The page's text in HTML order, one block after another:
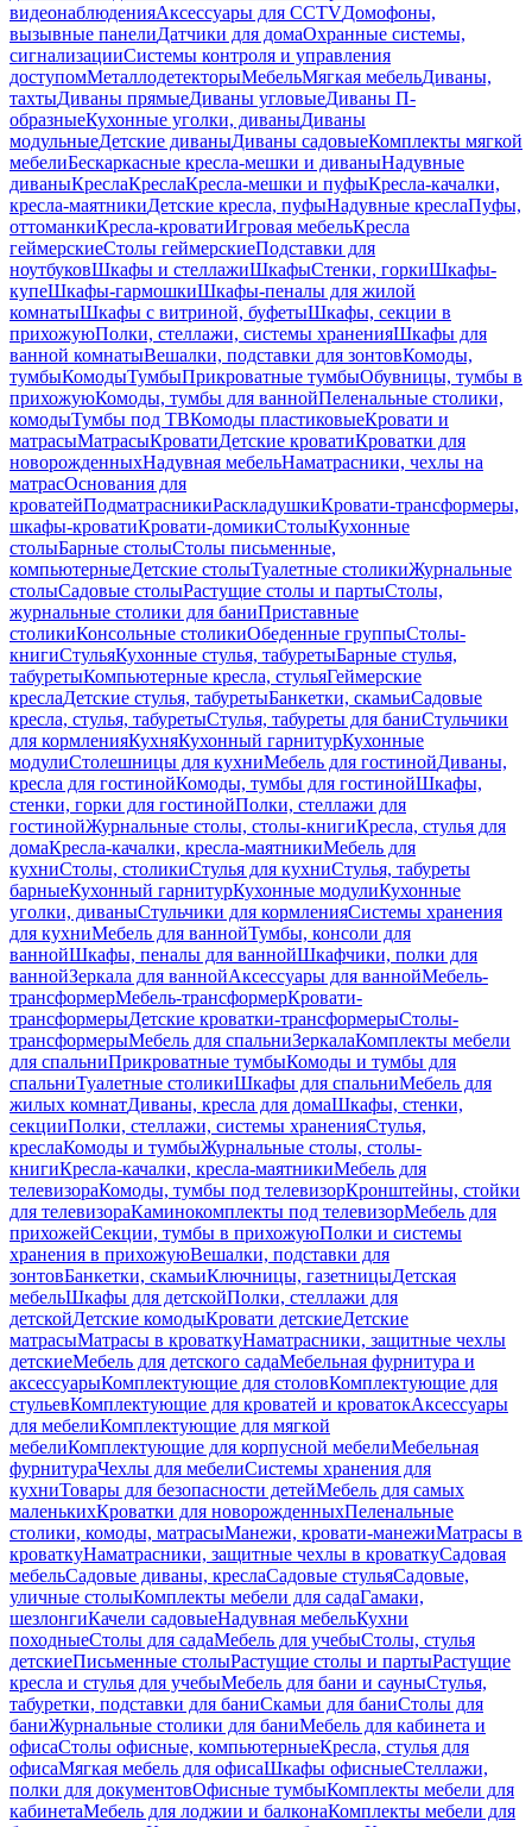
видеонаблюденияАксессуары для CCTVДомофоны,
вызывные панелиДатчики для домаОхранные системы,
сигнализацииСистемы контроля и управления
доступомМеталлодетекторыМебельМягкая мебельДиваны,
тахтыДиваны прямыеДиваны угловыеДиваны П-
образныеКухонные уголки, диваныДиваны
модульныеДетские диваныДиваны садовыеКомплекты мягкой
мебелиБескаркасные кресла-мешки и диваныНадувные
диваныКреслаКреслаКресла-мешки и пуфыКресла-качалки,
кресла-маятникиДетские кресла, пуфыНадувные креслаПуфы,
оттоманкиКресла-кроватиИгровая мебельКресла
геймерскиеСтолы геймерскиеПодставки для
ноутбуковШкафы и стеллажиШкафыСтенки, горкиШкафы-
купеШкафы-гармошкиШкафы-пеналы для жилой
комнатыШкафы с витриной, буфетыШкафы, секции в
прихожуюПолки, стеллажи, системы храненияШкафы для
ванной комнатыВешалки, подставки для зонтовКомоды,
тумбыКомодыТумбыПрикроватные тумбыОбувницы, тумбы в
прихожуюКомоды, тумбы для ваннойПеленальные столики,
комодыТумбы под ТВКомоды пластиковыеКровати и
матрасыМатрасыКроватиДетские кроватиКроватки для
новорожденныхНадувная мебельНаматрасники, чехлы на
матрасОснования для
кроватейПодматрасникиРаскладушкиКровати-трансформеры,
шкафы-кроватиКровати-домикиСтолыКухонные
столыБарные столыСтолы письменные,
компьютерныеДетские столыТуалетные столикиЖурнальные
столыСадовые столыРастущие столы и партыСтолы,
журнальные столики для баниПриставные
столикиКонсольные столикиОбеденные группыСтолы-
книгиСтульяКухонные стулья, табуретыБарные стулья,
табуретыКомпьютерные кресла, стульяГеймерские
креслаДетские стулья, табуретыБанкетки, скамьиСадовые
кресла, стулья, табуретыСтулья, табуреты для баниСтульчики
для кормленияКухняКухонный гарнитурКухонные
модулиСтолешницы для кухниМебель для гостинойДиваны,
кресла для гостинойКомоды, тумбы для гостинойШкафы,
стенки, горки для гостинойПолки, стеллажи для
гостинойЖурнальные столы, столы-книгиКресла, стулья для
домаКресла-качалки, кресла-маятникиМебель для
кухниСтолы, столикиСтулья для кухниСтулья, табуреты
барныеКухонный гарнитурКухонные модулиКухонные
уголки, диваныСтульчики для кормленияСистемы хранения
для кухниМебель для ваннойТумбы, консоли для
ваннойШкафы, пеналы для ваннойШкафчики, полки для
ваннойЗеркала для ваннойАксессуары для ваннойМебель-
трансформерМебель-трансформерКровати-
трансформерыДетские кроватки-трансформерыСтолы-
трансформерыМебель для спальниЗеркалаКомплекты мебели
для спальниПрикроватные тумбыКомоды и тумбы для
спальниТуалетные столикиШкафы для спальниМебель для
жилых комнатДиваны, кресла для домаШкафы, стенки,
секцииПолки, стеллажи, системы храненияСтулья,
креслаКомоды и тумбыЖурнальные столы, столы-
книгиКресла-качалки, кресла-маятникиМебель для
телевизораКомоды, тумбы под телевизорКронштейны, стойки
для телевизораКаминокомплекты под телевизорМебель для
прихожейСекции, тумбы в прихожуюПолки и системы
хранения в прихожуюВешалки, подставки для
зонтовБанкетки, скамьиКлючницы, газетницыДетская
мебельШкафы для детскойПолки, стеллажи для
детскойДетские комодыКровати детскиеДетские
матрасыМатрасы в кроваткуНаматрасники, защитные чехлы
детскиеМебель для детского садаМебельная фурнитура и
аксессуарыКомплектующие для столовКомплектующие для
стульевКомплектующие для кроватей и кроватокАксессуары
для мебелиКомплектующие для мягкой
мебелиКомплектующие для корпусной мебелиМебельная
фурнитураЧехлы для мебелиСистемы хранения для
кухниТовары для безопасности детейМебель для самых
маленькихКроватки для новорожденныхПеленальные
столики, комоды, матрасыМанежи, кровати-манежиМатрасы в
кроваткуНаматрасники, защитные чехлы в кроваткуСадовая
мебельСадовые диваны, креслаСадовые стульяСадовые,
уличные столыКомплекты мебели для садаГамаки,
шезлонгиКачели садовыеНадувная мебельКухни
походныеСтолы для садаМебель для учебыСтолы, стулья
детскиеПисьменные столыРастущие столы и партыРастущие
кресла и стулья для учебыМебель для бани и сауныСтулья,
табуретки, подставки для баниСкамьи для баниСтолы для
баниЖурнальные столики для баниМебель для кабинета и
офисаСтолы офисные, компьютерныеКресла, стулья для
офисаМягкая мебель для офисаШкафы офисныеСтеллажи,
полки для документовОфисные тумбыКомплекты мебели для
кабинетаМебель для лоджии и балконаКомплекты мебели для